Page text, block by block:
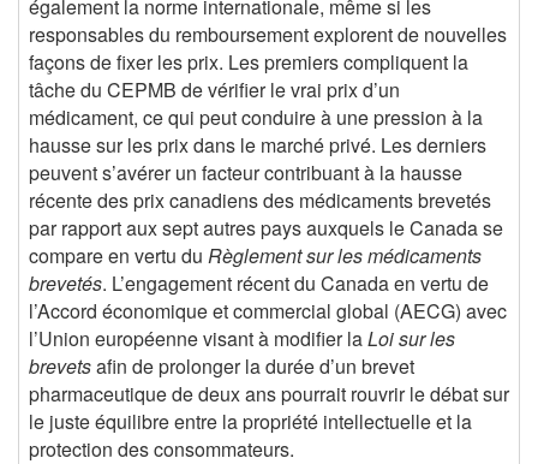
également la norme internationale, même si les
responsables du remboursement explorent de nouvelles
façons de fixer les prix. Les premiers compliquent la
tâche du CEPMB de vérifier le vrai prix d’un
médicament, ce qui peut conduire à une pression à la
hausse sur les prix dans le marché privé. Les derniers
peuvent s’avérer un facteur contribuant à la hausse
récente des prix canadiens des médicaments brevetés
par rapport aux sept autres pays auxquels le Canada se
compare en vertu du Règlement sur les médicaments
brevetés. L’engagement récent du Canada en vertu de
l’Accord économique et commercial global (AECG) avec
l’Union européenne visant à modifier laLoi sur les
brevetsafin de prolonger la durée d’un brevet
pharmaceutique de deux ans pourrait rouvrir le débat sur
le juste équilibre entre la propriété intellectuelle et la
protection des consommateurs.